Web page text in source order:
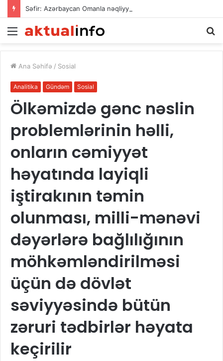
Menu
Ana Səhifə / Sosial
Analitika Gündəm Sosial
Ölkəmizdə gənc nəslin
problemlərinin həlli,
onların cəmiyyət
həyatında layiqli
iştirakının təmin
olunması, milli-mənəvi
dəyərlərə bağlılığının
möhkəmləndirilməsi
üçün də dövlət
səviyyəsində bütün
zəruri tədbirlər həyata
keçirilir